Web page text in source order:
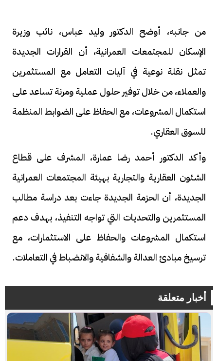
من جانبه، أوضح الدكتور وليد عباس، نائب وزيرة
الإسكان للمجتمعات العمرانية، أن القرارات الجديدة
تمثل نقلة نوعية في آليات التعامل مع المستثمرين
والعملاء، من خلال توفير حلول عملية ومرنة تساعد على
استكمال المشروعات، مع الحفاظ على الضوابط المنظمة
للسوق العقاري.
وأكد الدكتور أحمد رضا عمارة، المشرف على قطاع
الشئون العقارية والتجارية بهيئة المجتمعات العمرانية
الجديدة، أن الحزمة الجديدة جاءت بعد دراسة مطالب
المستثمرين والتحديات التي تواجه التنفيذ، بهدف دعم
استكمال المشروعات والحفاظ على الاستثمارات، مع
ترسيخ مبادئ العدالة والشفافية والانضباط في التعاملات.
أخبار متعلقة